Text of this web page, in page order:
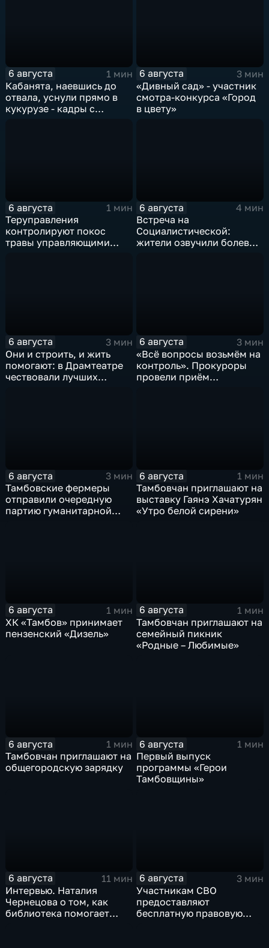
6 августа
1 мин
Кабанята, наевшись до
отвала, уснули прямо в
кукурузе - кадры с
6 августа
3 мин
«Дивный сад» - участник
смотра-конкурса «Город
в цвету»
6 августа
1 мин
Теруправления
контролируют покос
травы управляющими
6 августа
4 мин
Встреча на
Социалистической:
жители озвучили болевые
6 августа
3 мин
Они и строить, и жить
помогают: в Драмтеатре
чествовали лучших
6 августа
3 мин
«Всё вопросы возьмём на
контроль». Прокуроры
провели приём
6 августа
3 мин
Тамбовские фермеры
отправили очередную
партию гуманитарной
6 августа
1 мин
Тамбовчан приглашают на
выставку Гаянэ Хачатурян
«Утро белой сирени»
6 августа
1 мин
ХК «Тамбов» принимает
пензенский «Дизель»
6 августа
1 мин
Тамбовчан приглашают на
семейный пикник
«Родные – Любимые»
6 августа
1 мин
Тамбовчан приглашают на
общегородскую зарядку
6 августа
1 мин
Первый выпуск
программы «Герои
Тамбовщины»
6 августа
11 мин
Интервью. Наталия
Чернецова о том, как
библиотека помогает
6 августа
3 мин
Участникам СВО
предоставляют
бесплатную правовую